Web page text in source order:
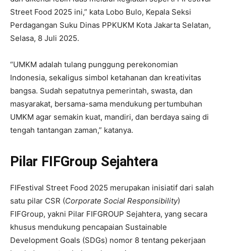
Street Food 2025 ini,” kata Lobo Bulo, Kepala Seksi
Perdagangan Suku Dinas PPKUKM Kota Jakarta Selatan,
Selasa, 8 Juli 2025.
“UMKM adalah tulang punggung perekonomian
Indonesia, sekaligus simbol ketahanan dan kreativitas
bangsa. Sudah sepatutnya pemerintah, swasta, dan
masyarakat, bersama-sama mendukung pertumbuhan
UMKM agar semakin kuat, mandiri, dan berdaya saing di
tengah tantangan zaman,” katanya.
Pilar FIFGroup Sejahtera
FIFestival Street Food 2025 merupakan inisiatif dari salah
satu pilar CSR (Corporate Social Responsibility)
FIFGroup, yakni Pilar FIFGROUP Sejahtera, yang secara
khusus mendukung pencapaian Sustainable
Development Goals (SDGs) nomor 8 tentang pekerjaan